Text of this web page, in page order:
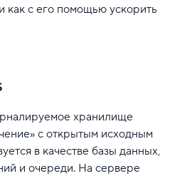
как с его помощью ускорить
хранилище
с открытым исходным
в качестве базы данных,
и очереди. На сервере